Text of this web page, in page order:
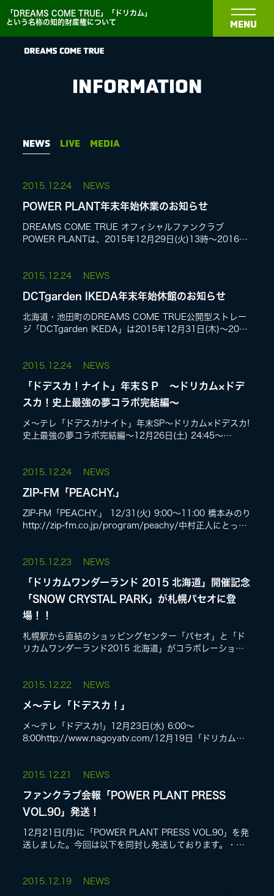
「DREAMS COME TRUE」「ドリカム」
という名称の知的財産権について
MENU
LIVE
INFORMATION
NEWS LIVE MEDIA
2015. 12.24 NEWS
POWER PLANT年末年始休業のお知らせ
DREAMS COME TRUE オフィシャルファンクラブ
POWER PLANTは、2015年12月29日(火)13時〜2016年
2015.
12.24 NEWS
DCTgarden IKEDA年末年始休館のお知らせ
北海道・池田町のDREAMS COME TRUE公開型ストレー
ジ「DCTgarden IKEDA」は2015年12月31日(木)〜2016
2015. 12.24 NEWS
「ドデスカ！ナイト」年末ＳＰ 〜ドリカム×ドデ
スカ！史上最強の夢コラボ完結編〜
メ〜テレ「ドデスカ!ナイト」年末SP〜ドリカム×ドデスカ!
史上最強の夢コラボ完結編〜12月26日(土) 24:45〜
2015. 12.24 NEWS
ZIP-FM「PEACHY.」
ZIP-FM「PEACHY.」 12/31(火) 9:00〜11:00 橋本みのり
http://zip-fm.co.jp/program/peachy/中村正人にとって
2015. 12.23 NEWS
「ドリカムワンダーランド 2015 北海道」開催記念
「SNOW CRYSTAL PARK」が札幌パセオに登
場！！
札幌駅から直結のショッピングセンター「パセオ」と「ド
リカムワンダーランド2015 北海道」がコラボレーション
2015.
12.22 NEWS
メ〜テレ「ドデスカ！」
メ〜テレ「ドデスカ!」12月23日(水) 6:00〜
8:00http://www.nagoyatv.com/12月19日「ドリカムワ
2015.
12.21 NEWS
ファンクラブ会報「POWER PLANT PRESS
VOL.90」発送！
12月21日(月)に「POWER PLANT PRESS VOL.90」を発
送しました。今回は以下を同封し発送しております。・
2015. 12.19 NEWS